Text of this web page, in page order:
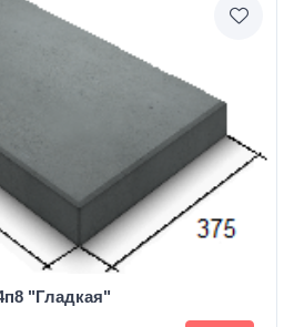
"Гладкая"